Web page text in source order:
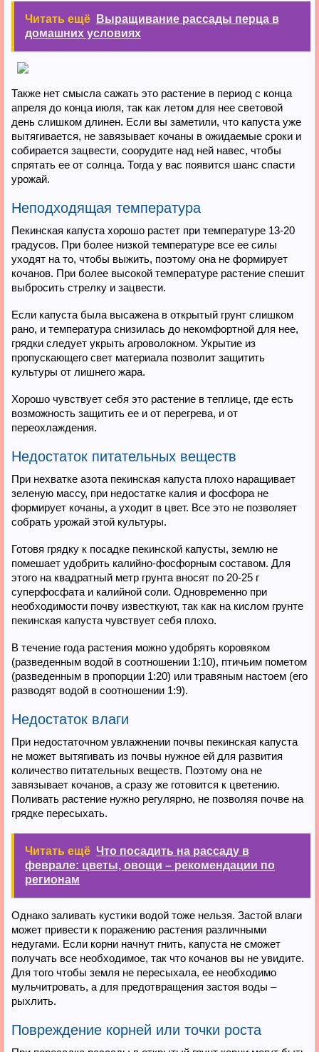
Читать ещё
Выращивание рассады перца в
домашних условиях
Также нет смысла сажать это растение в период с конца
апреля до конца июля, так как летом для нее световой
день слишком длинен. Если вы заметили, что капуста уже
вытягивается, не завязывает кочаны в ожидаемые сроки и
собирается зацвести, соорудите над ней навес, чтобы
спрятать ее от солнца. Тогда у вас появится шанс спасти
урожай.
Неподходящая температура
Пекинская капуста хорошо растет при температуре 13-20
градусов. При более низкой температуре все ее силы
уходят на то, чтобы выжить, поэтому она не формирует
кочанов. При более высокой температуре растение спешит
выбросить стрелку и зацвести.
Если капуста была высажена в открытый грунт слишком
рано, и температура снизилась до некомфортной для нее,
грядки следует укрыть агроволокном. Укрытие из
пропускающего свет материала позволит защитить
культуры от лишнего жара.
Хорошо чувствует себя это растение в теплице, где есть
возможность защитить ее и от перегрева, и от
переохлаждения.
Недостаток питательных веществ
При нехватке азота пекинская капуста плохо наращивает
зеленую массу, при недостатке калия и фосфора не
формирует кочаны, а уходит в цвет. Все это не позволяет
собрать урожай этой культуры.
Готовя грядку к посадке пекинской капусты, землю не
помешает удобрить калийно-фосфорным составом. Для
этого на квадратный метр грунта вносят по 20-25 г
суперфосфата и калийной соли. Одновременно при
необходимости почву известкуют, так как на кислом грунте
пекинская капуста чувствует себя плохо.
В течение года растения можно удобрять коровяком
(разведенным водой в соотношении 1:10), птичьим пометом
(разведенным в пропорции 1:20) или травяным настоем (его
разводят водой в соотношении 1:9).
Недостаток влаги
При недостаточном увлажнении почвы пекинская капуста
не может вытягивать из почвы нужное ей для развития
количество питательных веществ. Поэтому она не
завязывает кочанов, а сразу же готовится к цветению.
Поливать растение нужно регулярно, не позволяя почве на
грядке пересыхать.
Читать ещё Что посадить на рассаду в
феврале: цветы, овощи – рекомендации по
регионам
Однако заливать кустики водой тоже нельзя. Застой влаги
может привести к поражению растения различными
недугами. Если корни начнут гнить, капуста не сможет
получать все необходимое, так что кочанов вы не увидите.
Для того чтобы земля не пересыхала, ее необходимо
мульчитровать, а для предотвращения застоя воды –
рыхлить.
Повреждение корней или точки роста